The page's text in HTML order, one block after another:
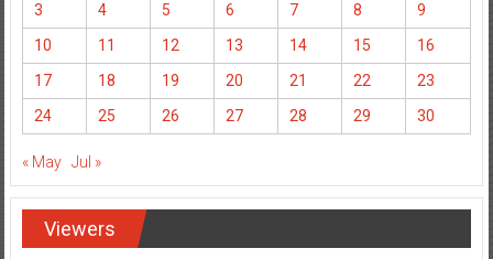
3
4 5 6 7 8
9
10
11 12 13 14 15
16
17
18 19 20 21 22
23
24
25 26 27 28 29 30
« May Jul »
Viewers